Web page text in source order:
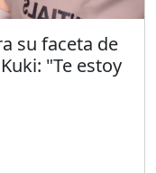
su faceta de
"Te estoy